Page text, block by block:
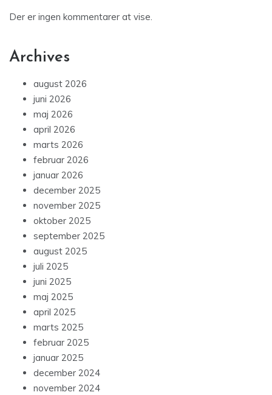
Der er ingen kommentarer at vise.
Archives
august 2026
juni 2026
maj 2026
april 2026
marts 2026
februar 2026
januar 2026
december 2025
november 2025
oktober 2025
september 2025
august 2025
juli 2025
juni 2025
maj 2025
april 2025
marts 2025
februar 2025
januar 2025
december 2024
november 2024